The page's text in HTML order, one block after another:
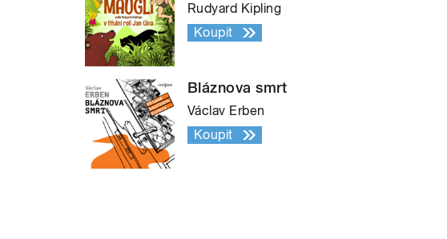
Rudyard Kipling
Koupit
Bláznova smrt
Václav Erben
Koupit